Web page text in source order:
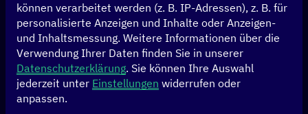
[digital.global] Netzwerk vereint weit über 100
Akteure aus Politik, Wirtschaft, Zivilgesellschaft und
Wissenschaft in Deutschland, unseren Partnerländern
sowie unseremmultilateralen Partnersystem
Als Plattform für alle Akteure, die eine sozial-ökologische
können verarbeitet werden (z. B. IP-Adressen), z. B. für
personalisierte Anzeigen und Inhalte oder Anzeigen-
und Inhaltsmessung. Weitere Informationen über die
Verwendung Ihrer Daten finden Sie in unserer
Datenschutzerklärung. Sie können Ihre Auswahl
jederzeit unter Einstellungen widerrufen oder
anpassen.